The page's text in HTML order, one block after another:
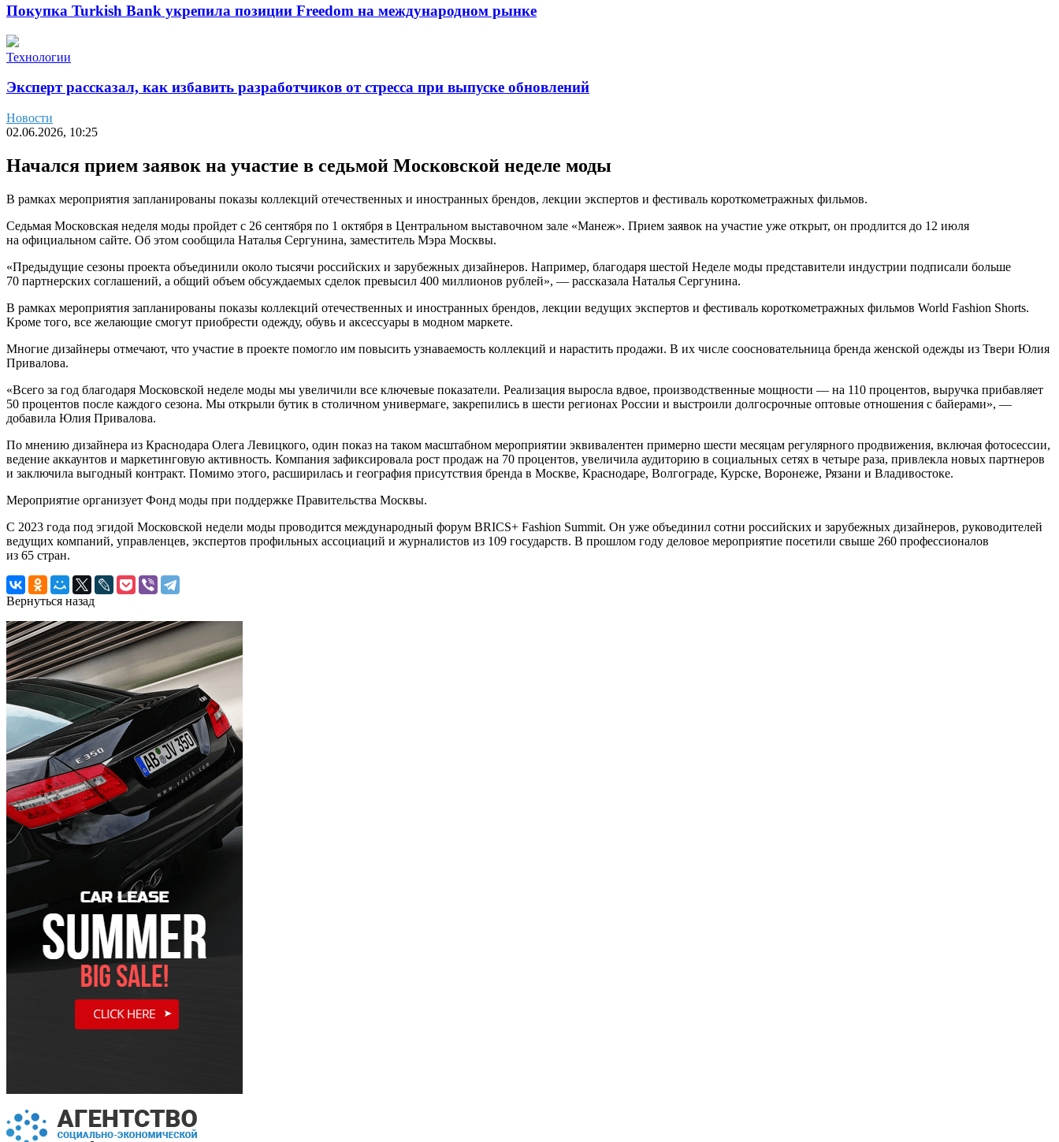
Покупка Turkish Bank укрепила позиции Freedom на международном рынке
Технологии
Эксперт рассказал, как избавить разработчиков от стресса при выпуске обновлений
Новости
02.06.2026, 10:25
Начался прием заявок на участие в седьмой Московской неделе моды
В рамках мероприятия запланированы показы коллекций отечественных и иностранных брендов, лекции экспертов и фестиваль короткометражных фильмов.
Седьмая Московская неделя моды пройдет с 26 сентября по 1 октября в Центральном выставочном зале «Манеж». Прием заявок на участие уже открыт, он продлится до 12 июля
на официальном сайте. Об этом сообщила Наталья Сергунина, заместитель Мэра Москвы.
«Предыдущие сезоны проекта объединили около тысячи российских и зарубежных дизайнеров. Например, благодаря шестой Неделе моды представители индустрии подписали больше
70 партнерских соглашений, а общий объем обсуждаемых сделок превысил 400 миллионов рублей», — рассказала Наталья Сергунина.
В рамках мероприятия запланированы показы коллекций отечественных и иностранных брендов, лекции ведущих экспертов и фестиваль короткометражных фильмов World Fashion Shorts.
Кроме того, все желающие смогут приобрести одежду, обувь и аксессуары в модном маркете.
Многие дизайнеры отмечают, что участие в проекте помогло им повысить узнаваемость коллекций и нарастить продажи. В их числе соосновательница бренда женской одежды из Твери Юлия
Привалова.
«Всего за год благодаря Московской неделе моды мы увеличили все ключевые показатели. Реализация выросла вдвое, производственные мощности — на 110 процентов, выручка прибавляет
50 процентов после каждого сезона. Мы открыли бутик в столичном универмаге, закрепились в шести регионах России и выстроили долгосрочные оптовые отношения с байерами», —
добавила Юлия Привалова.
По мнению дизайнера из Краснодара Олега Левицкого, один показ на таком масштабном мероприятии эквивалентен примерно шести месяцам регулярного продвижения, включая фотосессии,
ведение аккаунтов и маркетинговую активность. Компания зафиксировала рост продаж на 70 процентов, увеличила аудиторию в социальных сетях в четыре раза, привлекла новых партнеров
и заключила выгодный контракт. Помимо этого, расширилась и география присутствия бренда в Москве, Краснодаре, Волгограде, Курске, Воронеже, Рязани и Владивостоке.
Мероприятие организует Фонд моды при поддержке Правительства Москвы.
С 2023 года под эгидой Московской недели моды проводится международный форум BRICS+ Fashion Summit. Он уже объединил сотни российских и зарубежных дизайнеров, руководителей
ведущих компаний, управленцев, экспертов профильных ассоциаций и журналистов из 109 государств. В прошлом году деловое мероприятие посетили свыше 260 профессионалов
из 65 стран.
Вернуться назад